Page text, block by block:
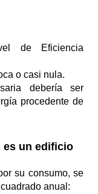
de Eficiencia
o casi nula.
debería ser
procedente de
es un edificio
su consumo, se
anual: